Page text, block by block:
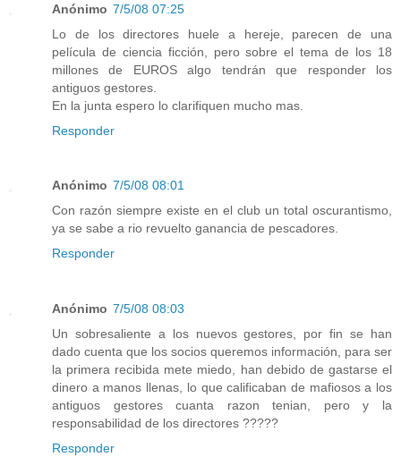
Anónimo 7/5/08 07:25
Lo de los directores huele a hereje, parecen de una
película de ciencia ficción, pero sobre el tema de los 18
millones de EUROS algo tendrán que responder los
antiguos gestores.
En la junta espero lo clarifiquen mucho mas.
Responder
Anónimo 7/5/08 08:01
Con razón siempre existe en el club un total oscurantismo,
ya se sabe a rio revuelto ganancia de pescadores.
Responder
Anónimo 7/5/08 08:03
Un sobresaliente a los nuevos gestores, por fin se han
dado cuenta que los socios queremos información, para ser
la primera recibida mete miedo, han debido de gastarse el
dinero a manos llenas, lo que calificaban de mafiosos a los
antiguos gestores cuanta razon tenian, pero y la
responsabilidad de los directores ?????
Responder